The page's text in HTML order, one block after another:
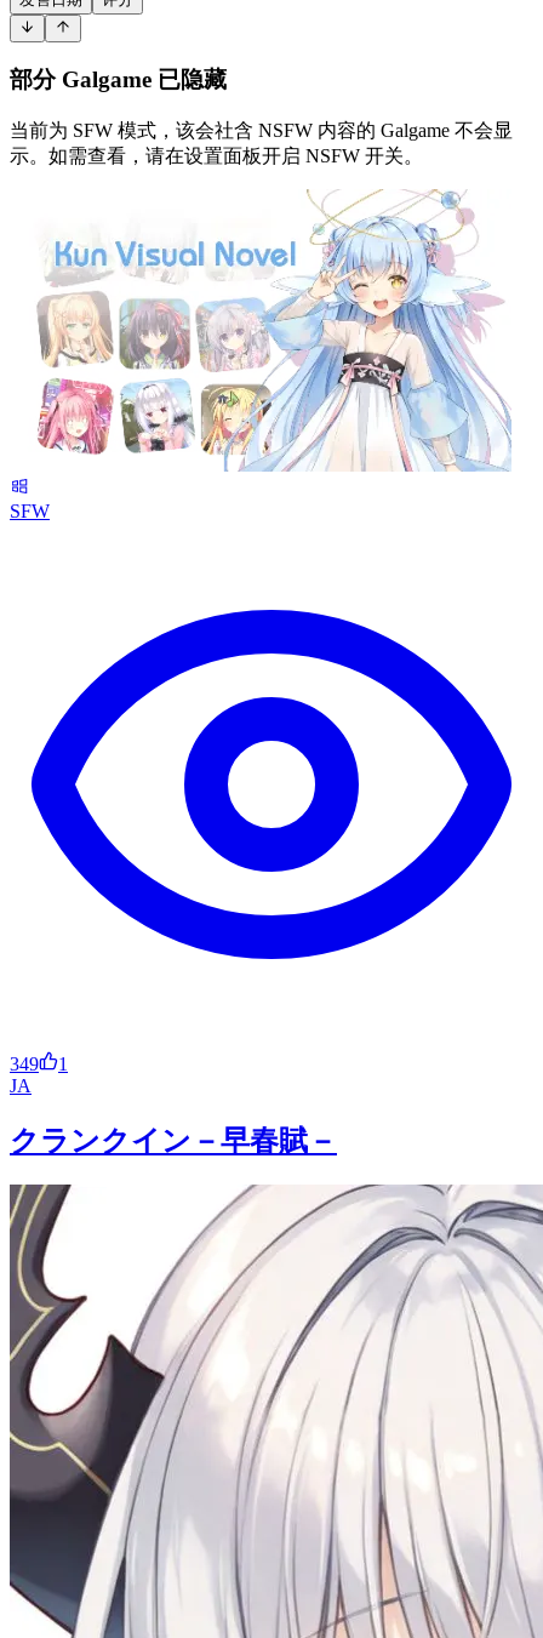
部分 Galgame 已隐藏
当前为 SFW 模式，该会社含 NSFW 内容的 Galgame 不会显
示。如需查看，请在设置面板开启 NSFW 开关。
SFW
349
1
JA
クランクイン－早春賦－